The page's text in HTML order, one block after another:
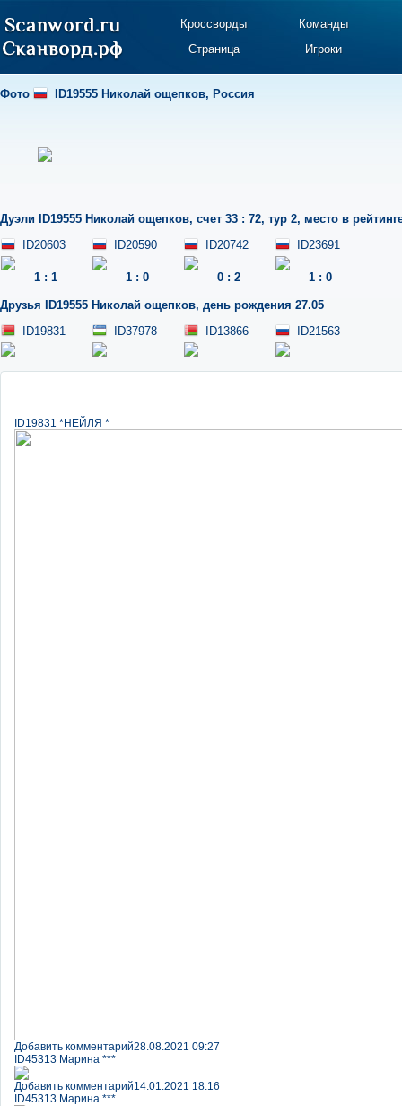
Кроссворды
Команды
Страница
Игроки
Фото ID19555 Николай ощепков, Россия
Дуэли ID19555 Николай ощепков, счет 33 : 72, тур 2, место в
ID20603
1 : 1
ID20590
1 : 0
ID20742
0 : 2
ID23691
1 : 0
Друзья ID19555 Николай ощепков, день рождения 27.05
ID19831
ID37978 ID13866 ID21563
ID19831 *НЕЙЛЯ *
Добавить комментарий28.08.2021 09:27
ID45313 Марина ***
Добавить комментарий14.01.2021 18:16
ID45313 Марина ***